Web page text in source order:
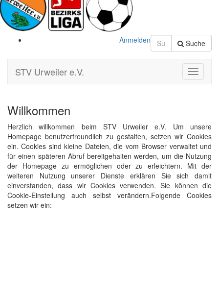
Suche
Anmelden
Toggle
STV Urweiler e.V.
Willkommen
Herzlich willkommen beim STV Urweiler e.V. Um unsere
Homepage benutzerfreundlich zu gestalten, setzen wir Cookies
ein. Cookies sind kleine Dateien, die vom Browser verwaltet und
für einen späteren Abruf bereitgehalten werden, um die Nutzung
der Homepage zu ermöglichen oder zu erleichtern. Mit der
weiteren Nutzung unserer Dienste erklären Sie sich damit
einverstanden, dass wir Cookies verwenden. Sie können die
Cookie-Einstellung auch selbst verändern.Folgende Cookies
setzen wir ein: